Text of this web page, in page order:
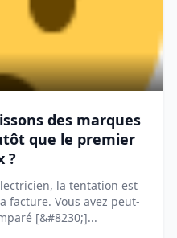
des marques
que le premier
?
la tentation est
facture. Vous avez peut-
[&#8230;]...